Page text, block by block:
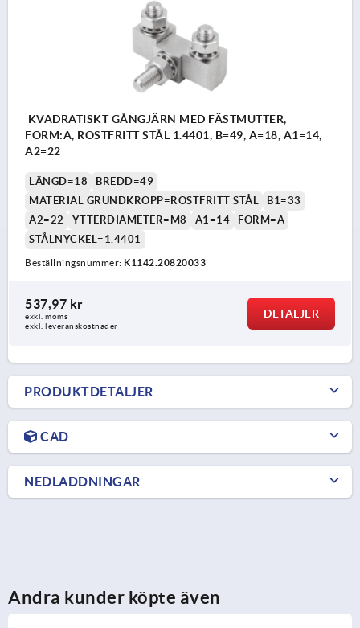
KVADRATISKT GÅNGJÄRN MED FÄSTMUTTER,
FORM:A, ROSTFRITT STÅL 1.4401, B=49, A=18, A1=14,
A2=22
LÄNGD=18
BREDD=49
MATERIAL GRUNDKROPP=ROSTFRITT STÅL
B1=33
A2=22
YTTERDIAMETER=M8 A1=14
FORM=A
STÅLNYCKEL=1.4401
Beställningsnummer: K1142.20820033
537,97 kr
exkl. moms
exkl. leveranskostnader
DETALJER
PRODUKTDETALJER
CAD
NEDLADDNINGAR
Andra kunder köpte även